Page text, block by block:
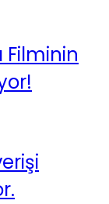
Filminin